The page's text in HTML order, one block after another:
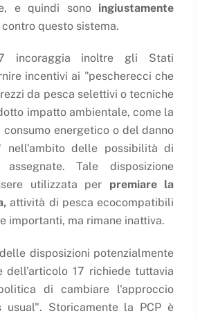
e quindi sonoingiustamente
questo sistema.
incoraggia inoltre gli Stati
incentivi ai "pescherecci che
da pesca selettivi o tecniche
impatto ambientale, come la
consumo energetico o del danno
nell'ambito delle possibilità di
Tale disposizione
utilizzata per premiare la
attività di pesca ecocompatibili
importanti, ma rimane inattiva.
disposizioni potenzialmente
dell'articolo 17 richiede tuttavia
di cambiare l'approccio
usual". Storicamente la PCP è